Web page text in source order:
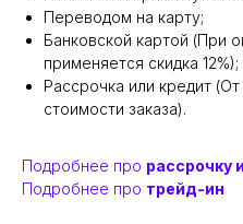
Переводом на карту;
Банковской картой (При
применяется скидка 12%);
Рассрочка или кредит
стоимости заказа).
Подробнее про рассрочку
Подробнее про трейд-ин